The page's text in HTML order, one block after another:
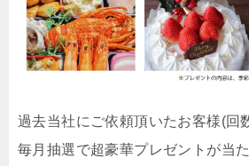
過去当社にご依頼頂いたお客様(回
毎月抽選で超豪華プレゼントが当